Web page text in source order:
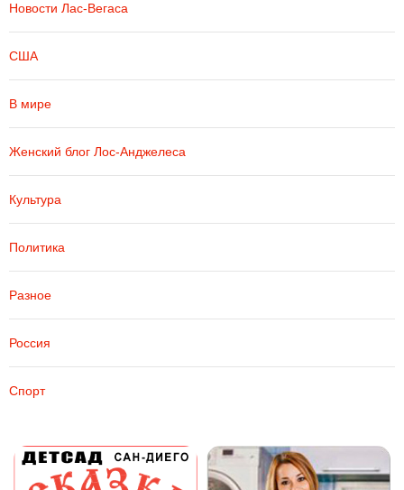
Новости Лас-Вегаса
США
В мире
Женский блог Лос-Анджелеса
Культура
Политика
Разное
Россия
Спорт